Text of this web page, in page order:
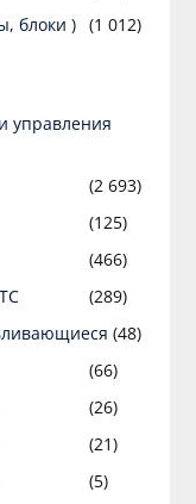
блоки ) (1 012)
управления
(2 693)
(125)
(466)
(289)
(48)
(66)
(26)
(21)
(5)